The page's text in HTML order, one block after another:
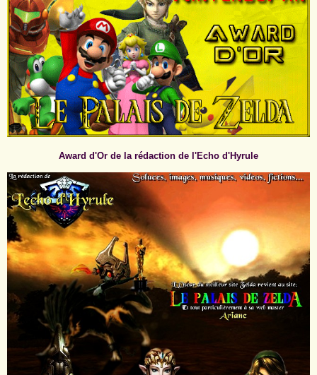
Award d'Or de la rédaction de l'Echo d'Hyrule